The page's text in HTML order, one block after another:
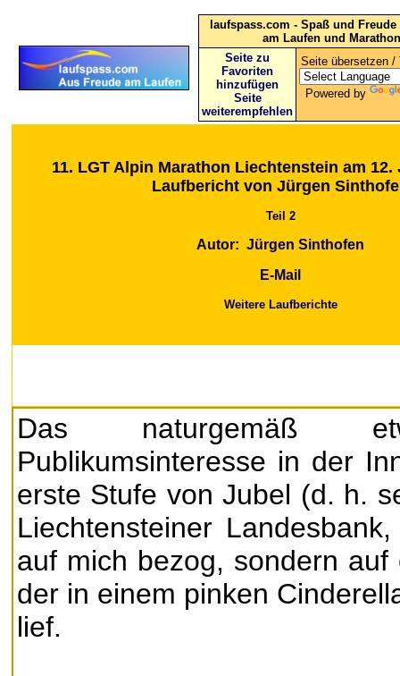
laufspass.com - Spaß und
am Laufen und Marathon
Seite zu
Favoriten
hinzufügen
Seite
weiterempfehlen
Seite übersetzen /
Powered by
11. LGT Alpin Marathon Liechtenstein am 12.
Laufbericht von Jürgen
Teil 2
Autor: Jürgen Sinthofen
E-Mail
Weitere Laufberichte
Das naturgemäß
Publikumsinteresse in der
erste Stufe von Jubel (d. h.
Liechtensteiner
auf mich bezog, sondern auf
der in einem pinken
lief.